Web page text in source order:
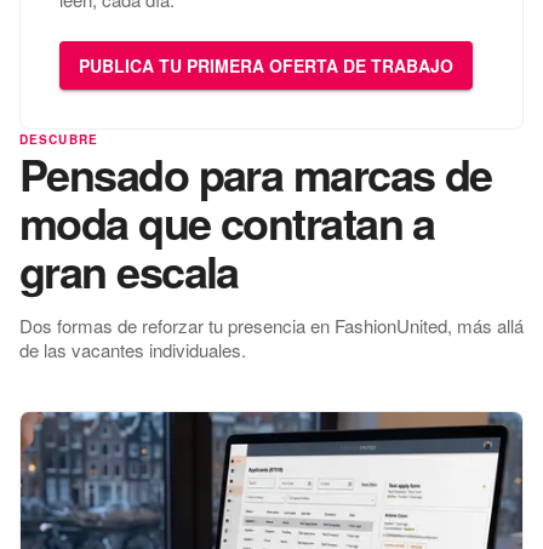
PUBLICA TU PRIMERA OFERTA DE TRABAJO
DESCUBRE
Pensado para marcas de
moda que contratan a
gran escala
Dos formas de reforzar tu presencia en FashionUnited, más allá
de las vacantes individuales.